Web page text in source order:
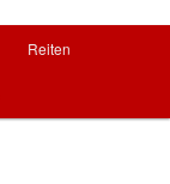
Reiten